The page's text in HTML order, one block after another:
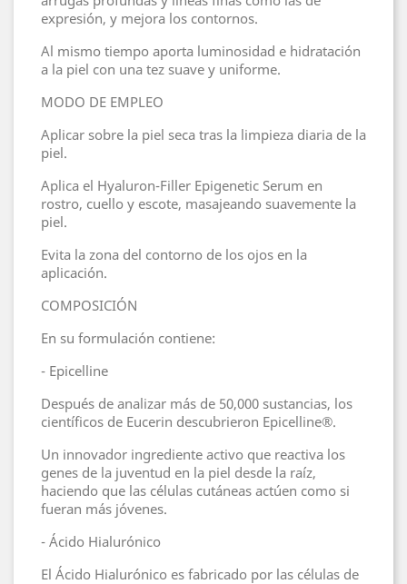
expresión, y mejora los contornos.
Al mismo tiempo aporta luminosidad e hidratación
a la piel con una tez suave y uniforme.
MODO DE EMPLEO
Aplicar sobre la piel seca tras la limpieza diaria de la
piel.
Aplica el Hyaluron-Filler Epigenetic Serum en
rostro, cuello y escote, masajeando suavemente la
piel.
Evita la zona del contorno de los ojos en la
aplicación.
COMPOSICIÓN
En su formulación contiene:
- Epicelline
Después de analizar más de 50,000 sustancias, los
científicos de Eucerin descubrieron Epicelline®.
Un innovador ingrediente activo que reactiva los
genes de la juventud en la piel desde la raíz,
haciendo que las células cutáneas actúen como si
fueran más jóvenes.
- Ácido Hialurónico
El Ácido Hialurónico es fabricado por las células de